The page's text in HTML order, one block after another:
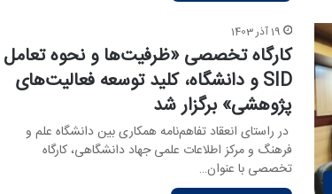
19 آذر 1403
کارگاه تخصصی «ظرفیت‌ها و نحوه تعامل
SID و دانشگاه، کلید توسعه فعالیت‌های
پژوهشی» برگزار شد
در راستای انعقاد تفاهم‌نامه همکاری بین دانشگاه علم و
فرهنگ و مرکز اطلاعات علمی جهاد دانشگاهی، کارگاه
تخصصی با عنوان…